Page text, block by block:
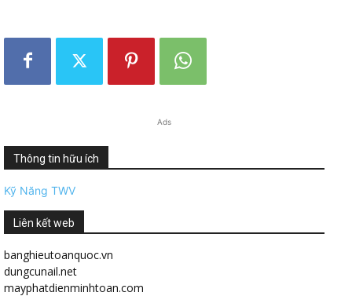
Ads
Thông tin hữu ích
Kỹ Năng TWV
Liên kết web
banghieutoanquoc.vn
dungcunail.net
mayphatdienminhtoan.com